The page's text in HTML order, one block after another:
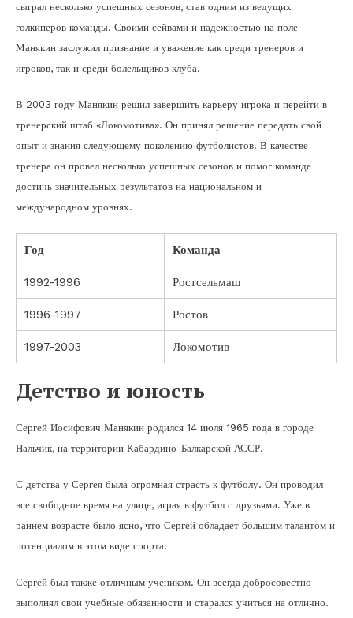
сыграл несколько успешных сезонов, став одним из ведущих
голкиперов команды. Своими сейвами и надежностью на поле
Манякин заслужил признание и уважение как среди тренеров и
игроков, так и среди болельщиков клуба.
В 2003 году Манякин решил завершить карьеру игрока и перейти в
тренерский штаб «Локомотива». Он принял решение передать свой
опыт и знания следующему поколению футболистов. В качестве
тренера он провел несколько успешных сезонов и помог команде
достичь значительных результатов на национальном и
международном уровнях.
Год Команда
1992-1996 Ростсельмаш
1996-1997 Ростов
1997-2003 Локомотив
Детство и юность
Сергей Иосифович Манякин родился 14 июля 1965 года в городе
Нальчик, на территории Кабардино-Балкарской АССР.
С детства у Сергея была огромная страсть к футболу. Он проводил
все свободное время на улице, играя в футбол с друзьями. Уже в
раннем возрасте было ясно, что Сергей обладает большим талантом и
потенциалом в этом виде спорта.
Сергей был также отличным учеником. Он всегда добросовестно
выполнял свои учебные обязанности и старался учиться на отлично.